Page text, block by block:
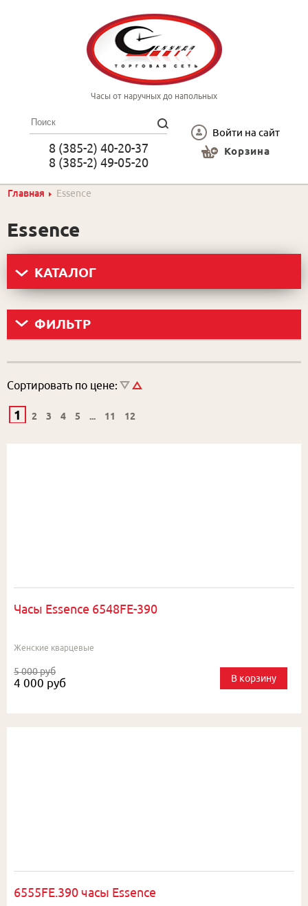
8 (385-2) 40-20-37
8 (385-2) 49-05-20
Часы от наручных до напольных
Войти на сайт
Корзина
Главная Essence
Essence
КАТАЛОГ
ФИЛЬТР
Сортировать по цене:
1 2 3 4 5 ... 11 12
Часы Essence 6548FE-390
Женские кварцевые
5 000 руб
4 000 руб В корзину
6555FE.390 часы Essence